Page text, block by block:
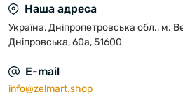
Наша адреса
Україна, Дніпропетровська обл., м.
Дніпровська, 60а, 51600
E-mail
info@zelmart.shop